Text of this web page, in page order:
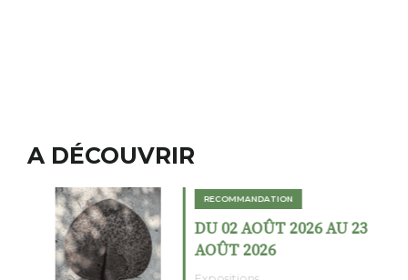
A DÉCOUVRIR
RECOMMANDATION
DU 02 AOÛT 2026 AU 23
AOÛT 2026